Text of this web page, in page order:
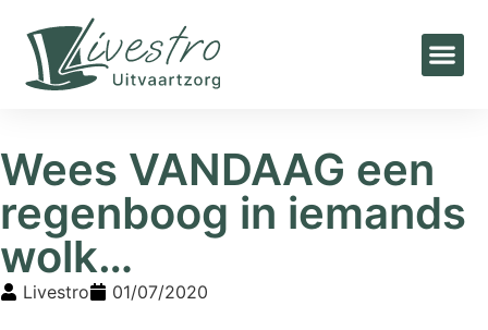
Wees VANDAAG een
regenboog in iemands
wolk…
Livestro 01/07/2020